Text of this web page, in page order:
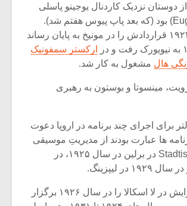
از دوستان نزدیک کاردنال یوجینو پاسلی
والتر در سال ۱۹۲۲ قراردادش را در مونیخ به پایان رساند
ارکستر سمفونیک
هال مشغول به کار شد.
مینسوتا و بوستون به رهبری
برای اجرای چند برنامه در اروپا دعوت
ها عبارت بودند از مدیریتِ موسیقی
در Stadtische Opera در برلین در سال ۱۹۲۵، در
در لیپزینگ.
والتر اولین اجرایش در لا اسکالا را در سال ۱۹۲۶ برگزار
میکلوش روژا
متن فیلم «متری
موریس ژار
موسیقی